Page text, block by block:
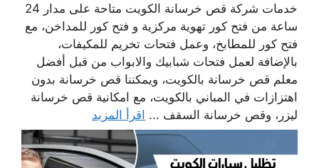
خدمات شركة قص خرسانة الكويت متاحة على مدار 24
ساعة من فتح كور تهوية مركزية و فتح كور للمداخن، مع
فتح كور للمطابخ، وعمل فتحات تخريم للمكيفات،
بالإضافة لعمل فتحات شبابيك والابواب من قبل أفضل
معلم قص خرسانة بالكويت، ويمكننا قص خرسانة بدون
اهتزازات في المباني بالكويت، مع امكانية قص خرسانة
ليزر، وقص خرسانة السقف ... اقرأ المزيد